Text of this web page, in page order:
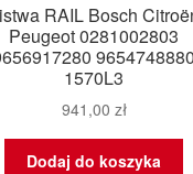
RAIL Bosch
Peugeot 0281002803
9654748880
1570L3
941,00 zł
Dodaj do koszyka